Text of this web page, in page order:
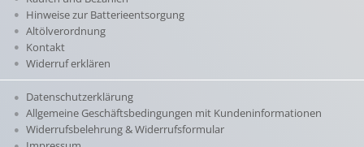
Hinweise zur Batterieentsorgung
Altölverordnung
Kontakt
Widerruf erklären
Datenschutzerklärung
Allgemeine Geschäftsbedingungen mit Kundeninformationen
Widerrufsbelehrung & Widerrufsformular